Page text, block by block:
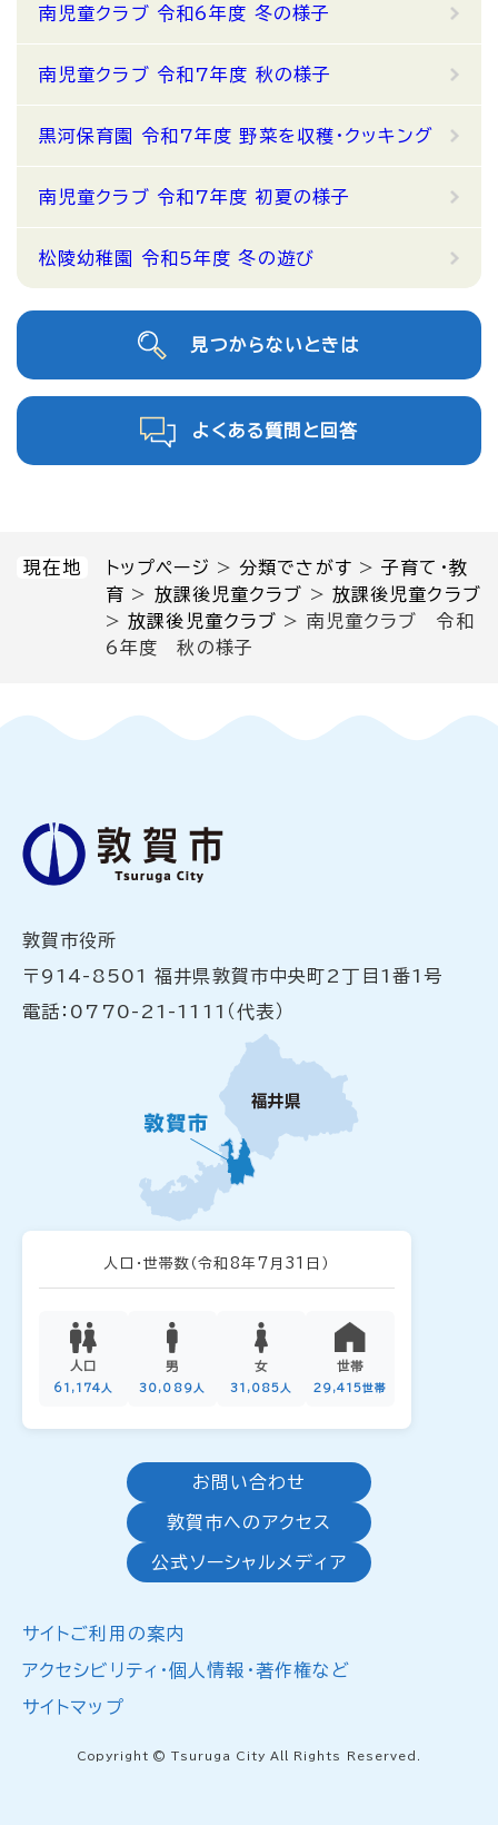
現在地 トップページ >分類でさがす >子育て・教
育 > 放課後児童クラブ > 放課後児童クラブ
>放課後児童クラブ > 南児童クラブ 令和
6年度 秋の様子
南児童クラブ 令和6年度 冬の様子
南児童クラブ 令和7年度 秋の様子
黒河保育園 令和7年度 野菜を収穫・クッキング
南児童クラブ 令和7年度 初夏の様子
松陵幼稚園 令和5年度 冬の遊び
見つからないときは
よくある質問と回答
敦賀市役所
〒914-8501 福井県敦賀市中央町2丁目1番1号
電話：0770-21-1111（代表）
人口・世帯数 （令和8年7月31日）
人口
61,174人
男
30,089人
女
31,085人
世帯
29,415世帯
お問い合わせ
敦賀市へのアクセス
公式ソーシャルメディア
サイトご利用の案内
アクセシビリティ・個人情報・著作権など
サイトマップ
Copyright © Tsuruga City All Rights Reserved.